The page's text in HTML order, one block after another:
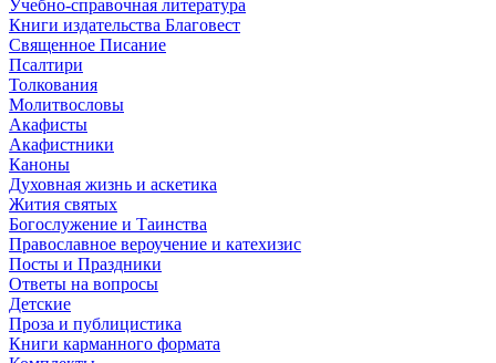
Учебно-справочная литература
Книги издательства Благовест
Священное Писание
Псалтири
Толкования
Молитвословы
Акафисты
Акафистники
Каноны
Духовная жизнь и аскетика
Жития святых
Богослужение и Таинства
Православное вероучение и катехизис
Посты и Праздники
Ответы на вопросы
Детские
Проза и публицистика
Книги карманного формата